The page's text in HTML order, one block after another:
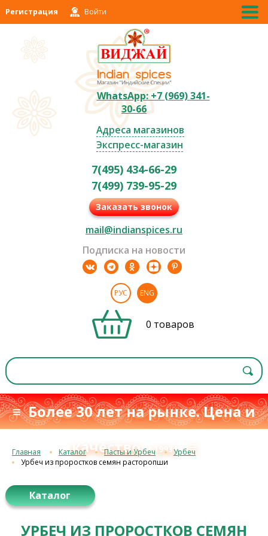
Регистрация Войти
WhatsApp: +7 (969) 341-
30-66
Адреса магазинов
Экспресс-магазин
7(495) 434-66-29
7(499) 739-95-29
Заказать звонок
mail@indianspices.ru
Подписка на новости
РУС ENG
0 товаров
≡ Более 30 лет на рынке. Цена и
качествос 1993 г.≡
Главная Каталог Пасты и Урбеч
Урбеч
Урбеч из проростков семян расторопши
Каталог
УРБЕЧ ИЗ ПРОРОСТКОВ СЕМЯН